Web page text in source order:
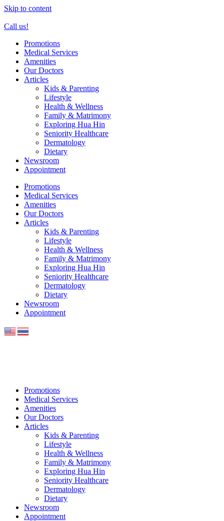
Skip to content
Call us!
Promotions
Medical Services
Amenities
Our Doctors
Articles
Kids & Parenting
Lifestyle
Health & Wellness
Family & Matrimony
Exploring Hua Hin
Seniority Healthcare
Dermatology
Dietary
Newsroom
Appointment
Promotions
Medical Services
Amenities
Our Doctors
Articles
Kids & Parenting
Lifestyle
Health & Wellness
Family & Matrimony
Exploring Hua Hin
Seniority Healthcare
Dermatology
Dietary
Newsroom
Appointment
Promotions
Medical Services
Amenities
Our Doctors
Articles
Kids & Parenting
Lifestyle
Health & Wellness
Family & Matrimony
Exploring Hua Hin
Seniority Healthcare
Dermatology
Dietary
Newsroom
Appointment